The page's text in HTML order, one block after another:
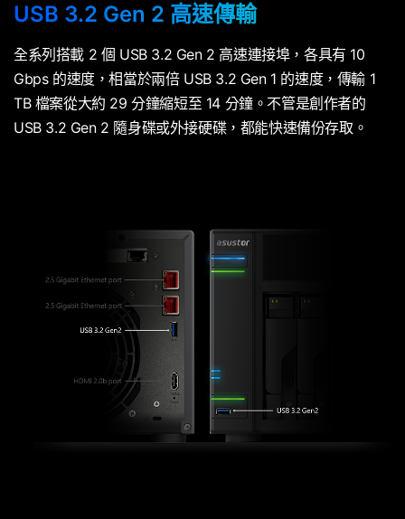
USB 3.2 Gen 2 高速傳輸
全系列搭載 2 個 USB 3.2 Gen 2 高速連接埠，各具有 10
Gbps 的速度，相當於兩倍 USB 3.2 Gen 1 的速度，傳輸 1
TB 檔案從大約 29 分鐘縮短至 14 分鐘。不管是創作者的
USB 3.2 Gen 2 隨身碟或外接硬碟，都能快速備份存取。